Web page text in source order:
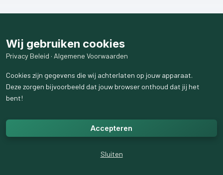
Wij gebruiken cookies
Privacy Beleid · Algemene Voorwaarden
Cookies zijn gegevens die wij achterlaten op jouw apparaat.
Deze zorgen bijvoorbeeld dat jouw browser onthoud dat jij het
bent!
Accepteren
Sluiten